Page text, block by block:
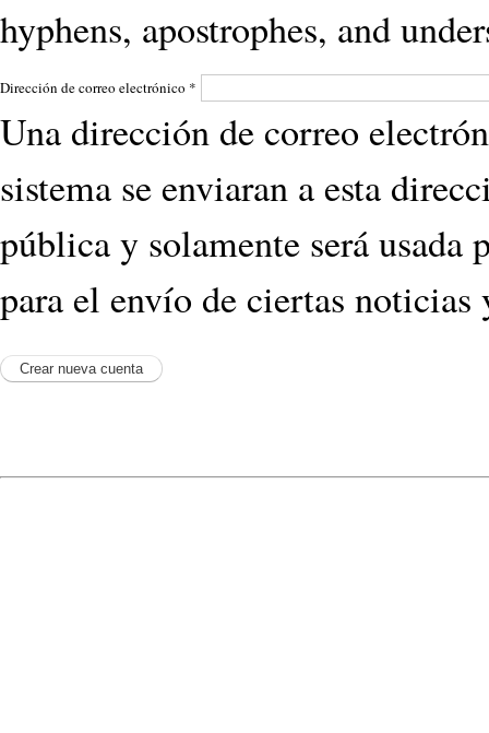
hyphens, apostrophes, and
Dirección de correo electrónico *
Una dirección de correo
sistema se enviaran a esta
pública y solamente será usada
para el envío de ciertas